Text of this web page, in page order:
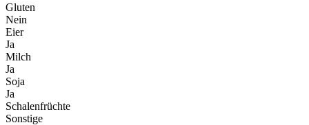
Gluten
Nein
Eier
Ja
Milch
Ja
Soja
Ja
Schalenfrüchte
Sonstige